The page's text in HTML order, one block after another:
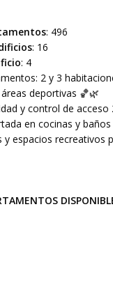
: 496
: 16
: 4
2 y 3
deportivas 🏀🌿
y control de acceso
en cocinas y baños
y espacios recreativos